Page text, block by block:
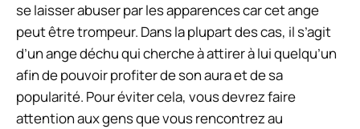
se laisser abuser par les apparences car cet ange
peut être trompeur. Dans la plupart des cas, il s’agit
d’un ange déchu qui cherche à attirer à lui quelqu’un
afin de pouvoir profiter de son aura et de sa
popularité. Pour éviter cela, vous devrez faire
attention aux gens que vous rencontrez au